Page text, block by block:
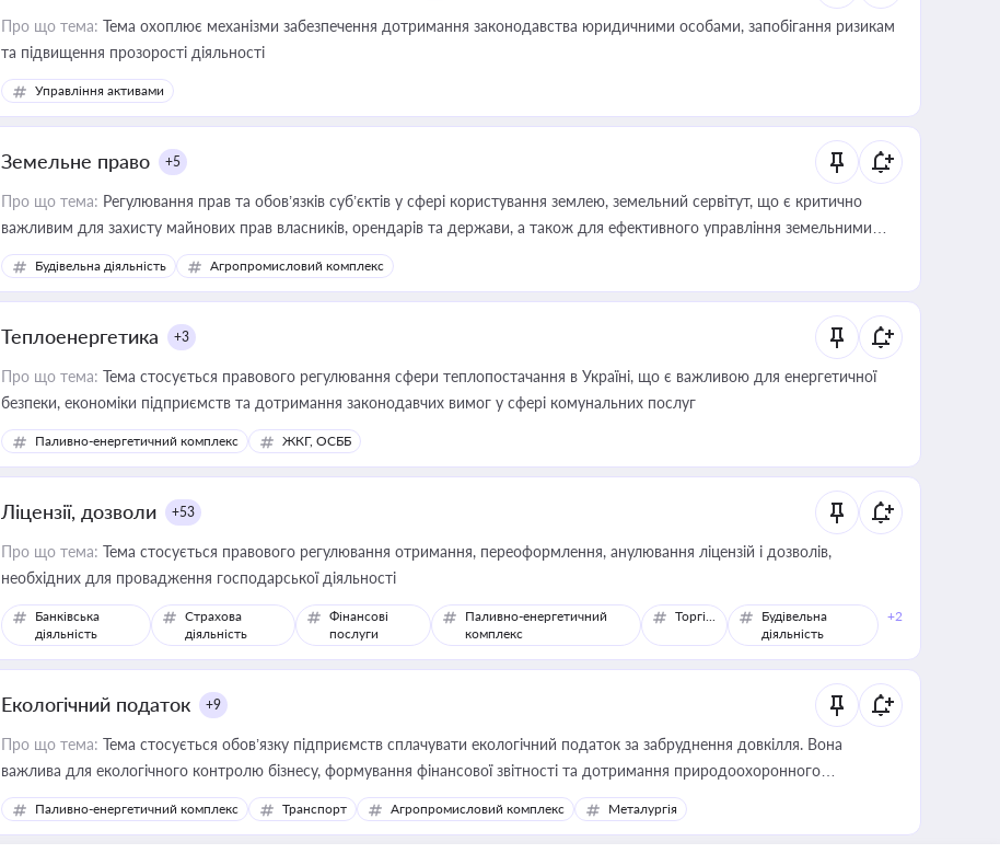
Про що тема: Тема охоплює механізми забезпечення дотримання законодавства юридичними особами, запобігання ризикам
та підвищення прозорості діяльності
Управління активами
Земельне право +5
Про що тема: Регулювання прав та обов’язків суб’єктів у сфері користування землею, земельний сервітут, що є критично
важливим для захисту майнових прав власників, орендарів та держави, а також для ефективного управління земельними
ресурсами
Будівельна діяльність Агропромисловий комплекс
Теплоенергетика +3
Про що тема: Тема стосується правового регулювання сфери теплопостачання в Україні, що є важливою для енергетичної
безпеки, економіки підприємств та дотримання законодавчих вимог у сфері комунальних послуг
Паливно-енергетичний комплекс ЖКГ, ОСББ
Ліцензії, дозволи +53
Про що тема: Тема стосується правового регулювання отримання, переоформлення, анулювання ліцензій і дозволів,
необхідних для провадження господарської діяльності
Банківська
діяльність
Страхова
діяльність
Фінансові
послуги
Паливно-енергетичний
комплекс
Торгівля
Будівельна
діяльність
+2
Екологічний податок +9
Про що тема: Тема стосується обов’язку підприємств сплачувати екологічний податок за забруднення довкілля. Вона
важлива для екологічного контролю бізнесу, формування фінансової звітності та дотримання природоохоронного
законодавства
Паливно-енергетичний комплекс Транспорт Агропромисловий комплекс Металургія